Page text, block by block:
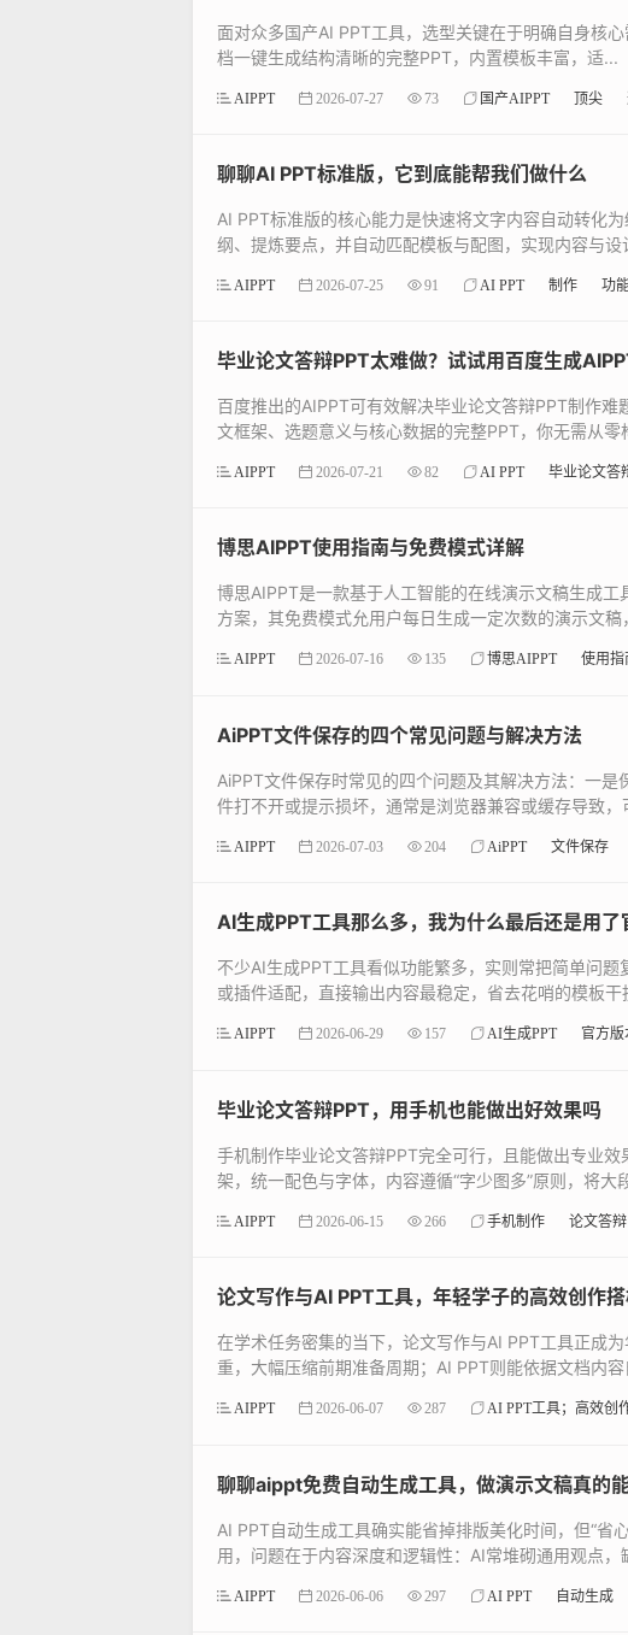
面对众多国产AI PPT工具，选型关键在于明确自身核
档一键生成结构清晰的完整PPT，内置模板丰富，适...
AIPPT 2026-07-27 73 国产AIPPT 顶尖
聊聊AI PPT标准版，它到底能帮我们做什么
AI PPT标准版的核心能力是快速将文字内容自动转化
纲、提炼要点，并自动匹配模板与配图，实现内容与设
AIPPT 2026-07-25 91 AI PPT 制作 功
毕业论文答辩PPT太难做？试试用百度生成
百度推出的AIPPT可有效解决毕业论文答辩PPT制作
文框架、选题意义与核心数据的完整PPT，你无需从零
AIPPT 2026-07-21 82 AI PPT 毕业论文答
博思AIPPT使用指南与免费模式详解
博思AIPPT是一款基于人工智能的在线演示文稿生成
方案，其免费模式允用户每日生成一定次数的演示文
AIPPT 2026-07-16 135 博思AIPPT 使用指
AiPPT文件保存的四个常见问题与解决方法
AiPPT文件保存时常见的四个问题及其解决方法：一
件打不开或提示损坏，通常是浏览器兼容或缓存导致，
AIPPT 2026-07-03 204 AiPPT 文件保存
AI生成PPT工具那么多，我为什么最后还是用了
不少AI生成PPT工具看似功能繁多，实则常把简单问
或插件适配，直接输出内容最稳定，省去花哨的模板干
AIPPT 2026-06-29 157 AI生成PPT 官方版
毕业论文答辩PPT，用手机也能做出好效果吗
手机制作毕业论文答辩PPT完全可行，且能做出专业
架，统一配色与字体，内容遵循“字少图多”原则，将大
AIPPT 2026-06-15 266 手机制作 论文答辩
论文写作与AI PPT工具，年轻学子的高效创作
在学术任务密集的当下，论文写作与AI PPT工具正成
重，大幅压缩前期准备周期；AI PPT则能依据文档内
AIPPT 2026-06-07 287 AI PPT工具；高效创
聊聊aippt免费自动生成工具，做演示文稿真的
AI PPT自动生成工具确实能省掉排版美化时间，但“
用，问题在于内容深度和逻辑性：AI常堆砌通用观点，
AIPPT 2026-06-06 297 AI PPT 自动生成